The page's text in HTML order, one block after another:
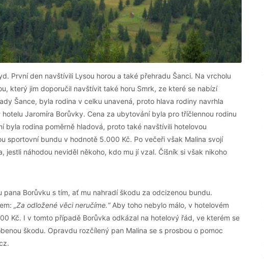
První den navštívili Lysou horou a také přehradu Šanci. Na vrcholu
který jim doporučil navštívit také horu Smrk, ze které se nabízí
Šance, byla rodina v celku unavená, proto hlava rodiny navrhla
Jaromíra Borůvky. Cena za ubytování byla pro tříčlennou rodinu
byla rodina poměrně hladová, proto také navštívili hotelovou
sportovní bundu v hodnotě 5.000 Kč. Po večeři však Malina svojí
jestli náhodou neviděl někoho, kdo mu jí vzal. Číšník si však nikoho
Borůvku s tím, ať mu nahradí škodu za odcizenou bundu.
„Za odložené věci neručíme.“Aby toho nebylo málo, v hotelovém
Kč. I v tomto případě Borůvka odkázal na hotelový řád, ve kterém se
škodu. Opravdu rozčílený pan Malina se s prosbou o pomoc